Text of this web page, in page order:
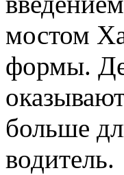
мостом
формы.
больше
водитель.